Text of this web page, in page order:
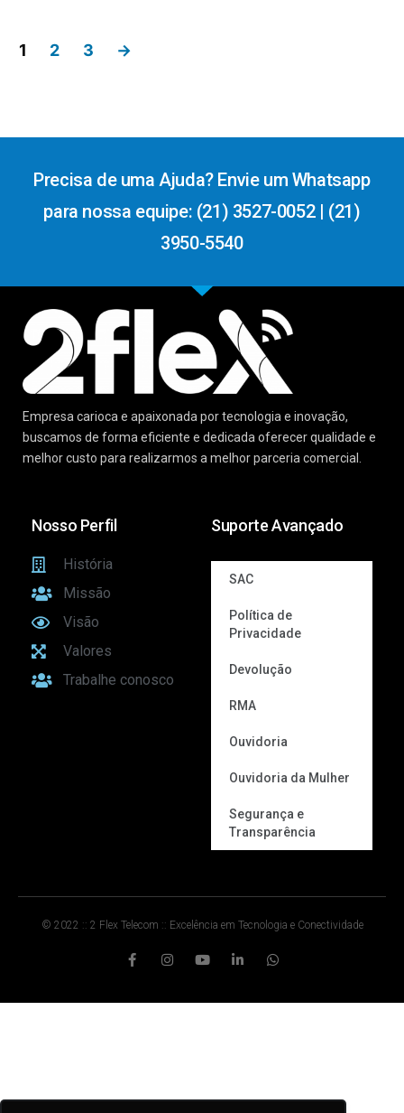
1 2 3 →
Precisa de uma Ajuda? Envie um Whatsapp
para nossa equipe: (21) 3527-0052 | (21)
3950-5540
Empresa carioca e apaixonada por tecnologia e inovação,
buscamos de forma eficiente e dedicada oferecer qualidade e
melhor custo para realizarmos a melhor parceria comercial.
Nosso Perfil
História
Missão
Visão
Valores
Trabalhe conosco
Suporte Avançado
SAC
Política de
Privacidade
Devolução
RMA
Ouvidoria
Ouvidoria da Mulher
Segurança e
Transparência
© 2022 :: 2 Flex Telecom :: Excelência em Tecnologia e Conectividade